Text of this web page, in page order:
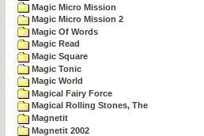
Magic Micro Mission
Magic Micro Mission 2
Magic Of Words
Magic Read
Magic Square
Magic Tonic
Magic World
Magical Fairy Force
Magical Rolling Stones, The
Magnetit
Magnetit 2002